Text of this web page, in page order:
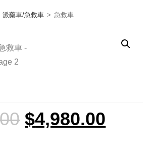
派藥車/急救車 > 急救車
Original
price
was:
$4,980.00is: